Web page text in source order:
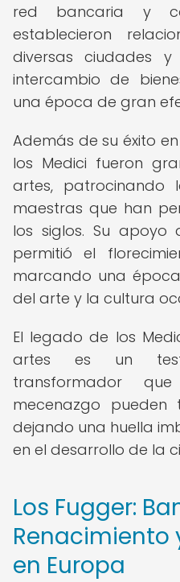
red bancaria y
establecieron
diversas ciudades
intercambio de
una época de gran
Además de su éxito
los Medici fueron
artes,
maestras que han
los siglos. Su apoyo
permitió el
marcando una
del arte y la cultura
El legado de los
artes es un
transformador
mecenazgo
dejando una huella
en el desarrollo de la
Los Fugger:
Renacimiento
en Europa